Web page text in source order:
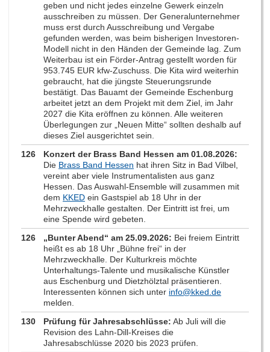
geben und nicht jedes einzelne Gewerk einzeln
ausschreiben zu müssen. Der Generalunternehmer
muss erst durch Ausschreibung und Vergabe
gefunden werden, was beim bisherigen Investoren-
Modell nicht in den Händen der Gemeinde lag. Zum
Weiterbau ist ein Förder-Antrag gestellt worden für
953.745 EUR kfw-Zuschuss. Die Kita wird weiterhin
gebraucht, hat die jüngste Steuerungsrunde
bestätigt. Das Bauamt der Gemeinde Eschenburg
arbeitet jetzt an dem Projekt mit dem Ziel, im Jahr
2027 die Kita eröffnen zu können. Alle weiteren
Überlegungen zur „Neuen Mitte“ sollten deshalb auf
dieses Ziel ausgerichtet sein.
126
Konzert der Brass Band Hessen am 01.08.2026:
Die Brass Band Hessen hat ihren Sitz in Bad Vilbel,
vereint aber viele Instrumentalisten aus ganz
Hessen. Das Auswahl-Ensemble will zusammen mit
dem KKED ein Gastspiel ab 18 Uhr in der
Mehrzweckhalle gestalten. Der Eintritt ist frei, um
eine Spende wird gebeten.
126
„Bunter Abend“ am 25.09.2026: Bei freiem Eintritt
heißt es ab 18 Uhr „Bühne frei“ in der
Mehrzweckhalle. Der Kulturkreis möchte
Unterhaltungs-Talente und musikalische Künstler
aus Eschenburg und Dietzhölztal präsentieren.
Interessenten können sich unter info@kked.de
melden.
130
Prüfung für Jahresabschlüsse: Ab Juli will die
Revision des Lahn-Dill-Kreises die
Jahresabschlüsse 2020 bis 2023 prüfen.